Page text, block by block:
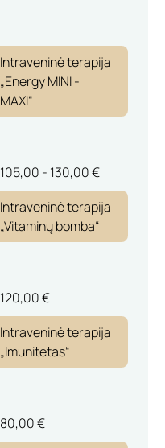
Intraveninė terapija
„Energy MINI -
MAXI“
105,00 - 130,00 €
Intraveninė terapija
„Vitaminų bomba“
120,00 €
Intraveninė terapija
„Imunitetas“
80,00 €